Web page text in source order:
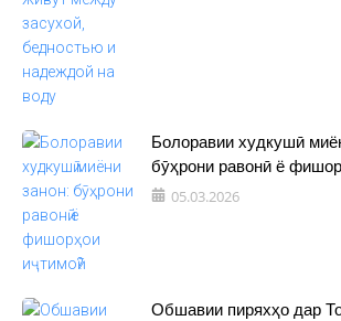
Болоравии худкушӣ
бӯҳрони равонӣ ё
05.03.2026
Обшавии пиряхҳо дар